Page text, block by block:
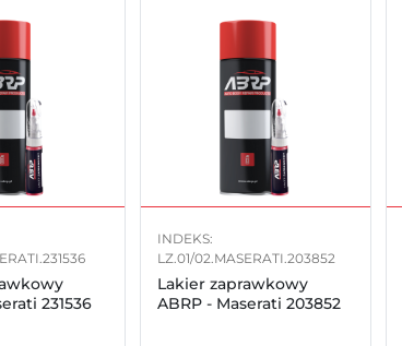
231536
INDEKS:
LZ.01/02.MASERATI.203852
Lakier zaprawkowy
ABRP - Maserati 203852